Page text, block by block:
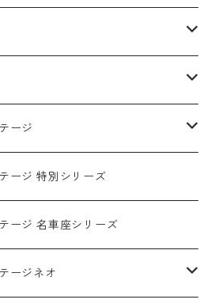
カラー
No.1-120
9
トミカ No.121-
ージ
ージ 特別シリーズ
ージ 名車座シリーズ
ージネオ